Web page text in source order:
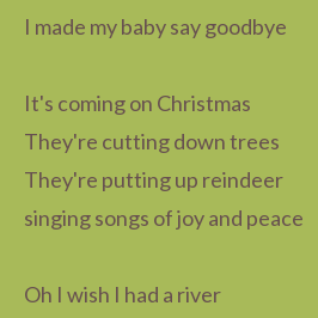
I made my baby say goodbye
It's coming on Christmas
They're cutting down trees
They're putting up reindeer
singing songs of joy and peace
Oh I wish I had a river